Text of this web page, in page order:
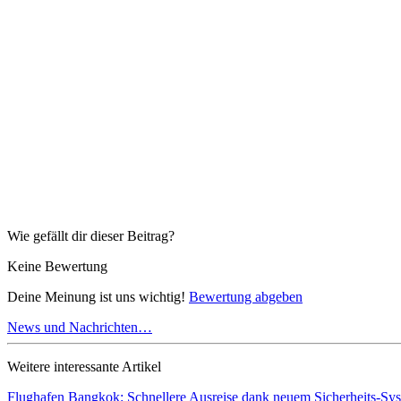
Wie gefällt dir dieser Beitrag?
Keine Bewertung
Deine Meinung ist uns wichtig! Bewertung abgeben
News und Nachrichten…
Weitere interessante Artikel
Flughafen Bangkok: Schnellere Ausreise dank neuem Sicherheits-